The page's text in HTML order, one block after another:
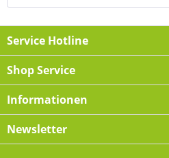
Service Hotline
Shop Service
Informationen
Newsletter